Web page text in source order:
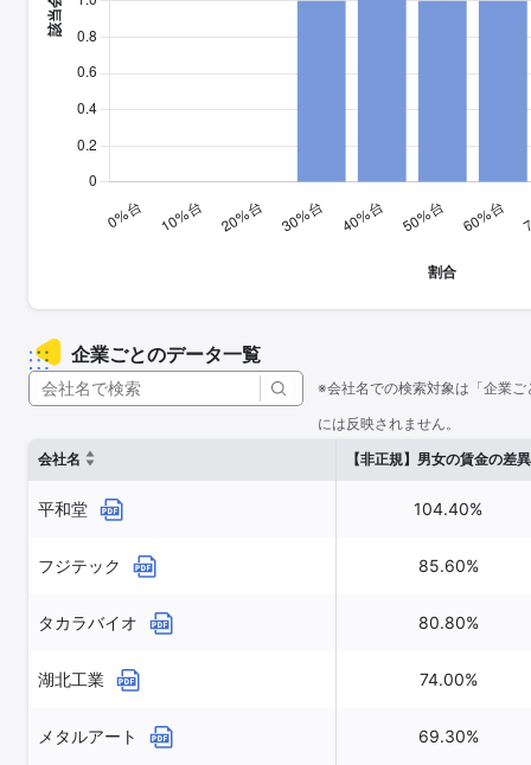
企業ごとのデータ一覧
※会社名での検索対象は「企業
には反映されません。
会社名
【非正規】男女の賃金の差異
平和堂 104.40%
フジテック 85.60%
タカラバイオ 80.80%
湖北工業 74.00%
メタルアート 69.30%